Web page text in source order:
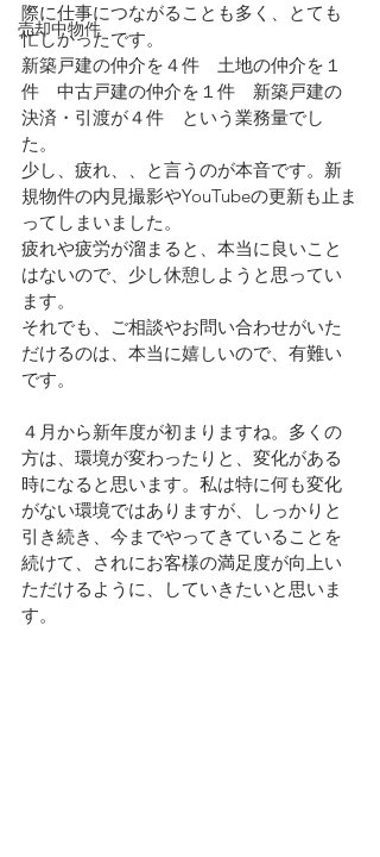
売却中物件
際に仕事につながることも多く、とても
忙しかったです。
新築戸建の仲介を４件　土地の仲介を１
件　中古戸建の仲介を１件　新築戸建の
決済・引渡が４件　という業務量でし
た。
少し、疲れ、、と言うのが本音です。新
規物件の内見撮影やYouTubeの更新も止ま
ってしまいました。
疲れや疲労が溜まると、本当に良いこと
はないので、少し休憩しようと思ってい
ます。
それでも、ご相談やお問い合わせがいた
だけるのは、本当に嬉しいので、有難い
です。
４月から新年度が初まりますね。多くの
方は、環境が変わったりと、変化がある
時になると思います。私は特に何も変化
がない環境ではありますが、しっかりと
引き続き、今までやってきていることを
続けて、されにお客様の満足度が向上い
ただけるように、していきたいと思いま
す。